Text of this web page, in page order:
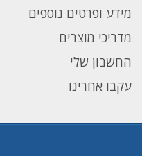
מידע ופרטים נוספים
מדריכי מוצרים
החשבון שלי
עקבו אחרינו